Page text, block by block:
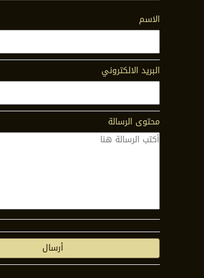
الاسم
البريد الالكتروني
محتوى الرسالة